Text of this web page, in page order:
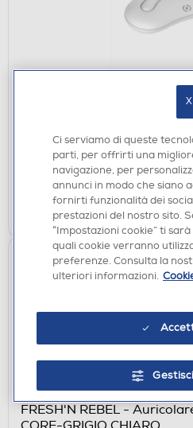
AURICOLARI
CELLY - Auricolare
Acquisto online:disponibile
Ritiro in negozio in 30'
AURICOLARI
FRESH'N REBEL -
Ci serviamo di queste
parti, per offrirti una
navigazione, per
annunci in modo che siano
fornirti funzionalità dei
prestazioni del nostro sito.
“Impostazioni cookie” ti
quali cookie verranno
preferenze. Consulta la
ulteriori informazioni.